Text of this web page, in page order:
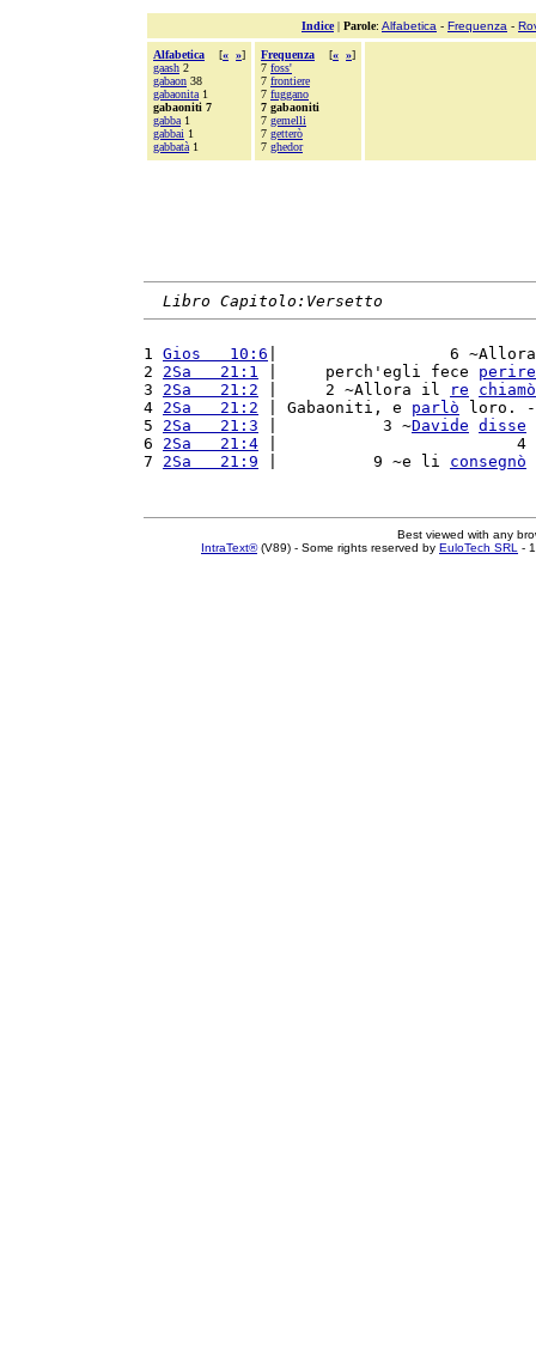
Indice| Parole: Alfabetica - Frequenza -
Alfabetica [« »]
gaash 2
gabaon 38
gabaonita 1
gabaoniti 7
gabba 1
gabbai 1
gabbatà 1
Frequenza [« »]
7 foss'
7 frontiere
7 fuggano
7 gabaoniti
7 gemelli
7 getterò
7 ghedor
Libro Capitolo:Versetto
1 Gios   10:6 |                  6
2 2Sa   21:1 |     perch'egli fece perire
3 2Sa   21:2 |     2 ~Allora il re
chiamò
4 2Sa   21:2 | Gabaoniti, e parlò loro.
5 2Sa   21:3 |           3 ~Davide disse
6 2Sa   21:4 |                         4
7 2Sa   21:9 |          9 ~e li consegnò
Best viewed with any
IntraText®(V89) - Some rights reserved by EuloTech SRL -